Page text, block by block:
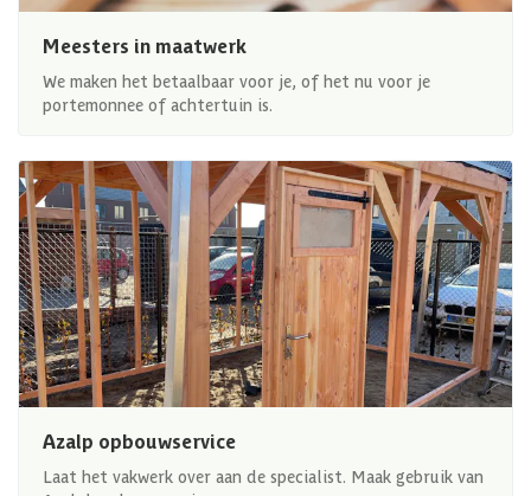
Meesters in maatwerk
We maken het betaalbaar voor je, of het nu voor je
portemonnee of achtertuin is.
Azalp opbouwservice
Laat het vakwerk over aan de specialist. Maak gebruik van